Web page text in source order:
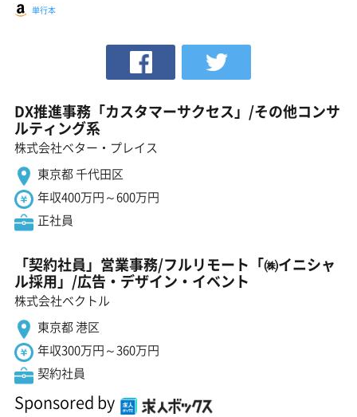
単行本
DX推進事務「カスタマーサクセス」/その他コンサ
ルティング系
株式会社ベター・プレイス
東京都 千代田区
年収400万円～600万円
正社員
「契約社員」営業事務/フルリモート「㈱イニシャ
ル採用」/広告・デザイン・イベント
株式会社ベクトル
東京都 港区
年収300万円～360万円
契約社員
Sponsored by